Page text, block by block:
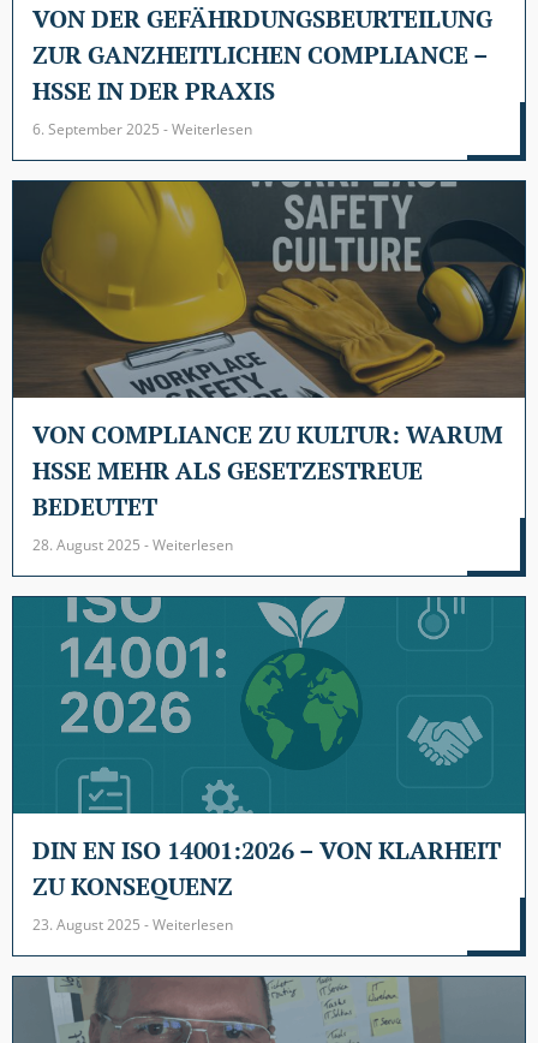
VON DER GEFÄHRDUNGSBEURTEILUNG
ZUR GANZHEITLICHEN COMPLIANCE –
HSSE IN DER PRAXIS
6. September 2025 - Weiterlesen
VON COMPLIANCE ZU KULTUR: WARUM
HSSE MEHR ALS GESETZESTREUE
BEDEUTET
28. August 2025 - Weiterlesen
DIN EN ISO 14001:2026 – VON KLARHEIT
ZU KONSEQUENZ
23. August 2025 - Weiterlesen